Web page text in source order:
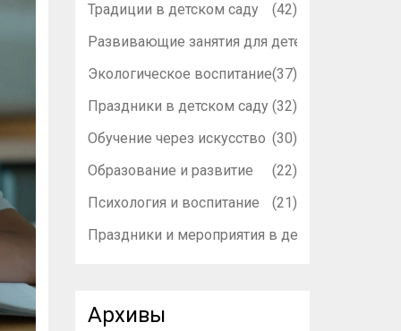
Традиции в детском саду
(42)
Развивающие занятия для детей
Экологическое воспитание(37)
Праздники в детском саду (32)
Обучение через искусство (30)
Образование и развитие
(22)
Психология и воспитание
(21)
Праздники и мероприятия в детском садике
Архивы